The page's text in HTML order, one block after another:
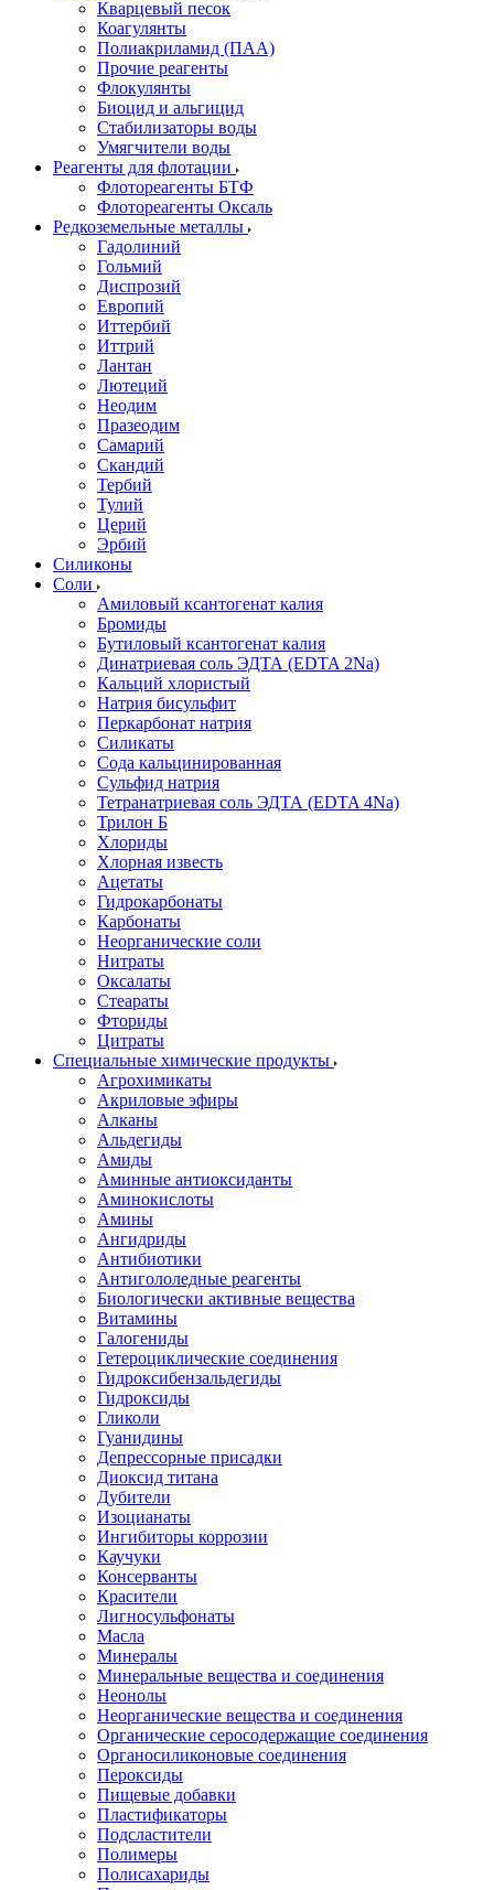
Кварцевый песок
Коагулянты
Полиакриламид (ПАА)
Прочие реагенты
Флокулянты
Биоцид и альгицид
Стабилизаторы воды
Умягчители воды
Реагенты для флотации
Флотореагенты БТФ
Флотореагенты Оксаль
Редкоземельные металлы
Гадолиний
Гольмий
Диспрозий
Европий
Иттербий
Иттрий
Лантан
Лютеций
Неодим
Празеодим
Самарий
Скандий
Тербий
Тулий
Церий
Эрбий
Силиконы
Соли
Амиловый ксантогенат калия
Бромиды
Бутиловый ксантогенат калия
Динатриевая соль ЭДТА (EDTA 2Na)
Кальций хлористый
Натрия бисульфит
Перкарбонат натрия
Силикаты
Сода кальцинированная
Сульфид натрия
Тетранатриевая соль ЭДТА (EDTA 4Na)
Трилон Б
Хлориды
Хлорная известь
Ацетаты
Гидрокарбонаты
Карбонаты
Неорганические соли
Нитраты
Оксалаты
Стеараты
Фториды
Цитраты
Специальные химические продукты
Агрохимикаты
Акриловые эфиры
Алканы
Альдегиды
Амиды
Аминные антиоксиданты
Аминокислоты
Амины
Ангидриды
Антибиотики
Антигололедные реагенты
Биологически активные вещества
Витамины
Галогениды
Гетероциклические соединения
Гидроксибензальдегиды
Гидроксиды
Гликоли
Гуанидины
Депрессорные присадки
Диоксид титана
Дубители
Изоцианаты
Ингибиторы коррозии
Каучуки
Консерванты
Красители
Лигносульфонаты
Масла
Минералы
Минеральные вещества и соединения
Неонолы
Неорганические вещества и соединения
Органические серосодержащие соединения
Органосиликоновые соединения
Пероксиды
Пищевые добавки
Пластификаторы
Подсластители
Полимеры
Полисахариды